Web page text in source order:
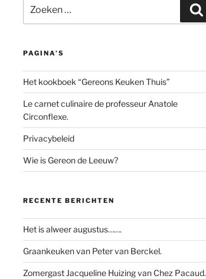
naar:
PAGINA’S
Het kookboek “Gereons Keuken Thuis”
Le carnet culinaire de professeur Anatole
Circonflexe.
Privacybeleid
Wie is Gereon de Leeuw?
RECENTE BERICHTEN
Het is alweer augustus…….
Graankeuken van Peter van Berckel.
Zomergast Jacqueline Huizing van Chez Pacaud.